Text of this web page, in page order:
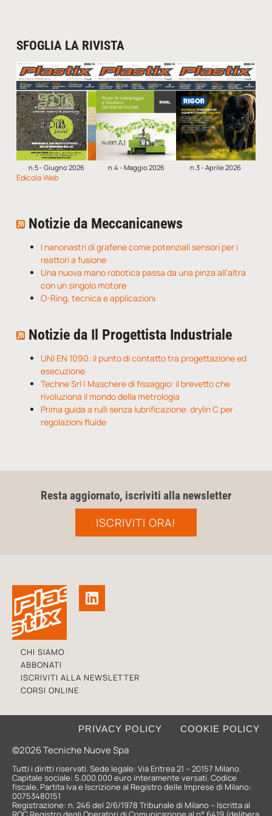
SFOGLIA LA RIVISTA
n.5 - Giugno 2026 n.4 - Maggio 2026 n.3 - Aprile 2026
Edicola Web
Notizie da Meccanicanews
I nanonastri di grafene come potenziali sensori per i
reattori a fusione
Una nuova mano robotica passa da una pinza all’altra
con un singolo motore
O-Ring, tecnica e applicazioni
Notizie da Il Progettista Industriale
UNI EN 1090: il punto di contatto tra progettazione ed
esecuzione
Techne Srl | Maschere di fissaggio: il brevetto che
rivoluziona il mondo della metrologia
Prima guida a rulli senza lubrificazione: drylin C per
regolazioni fluide
Resta aggiornato, iscriviti alla newsletter
ISCRIVITI ORA!
CHI SIAMO
ABBONATI
ISCRIVITI ALLA NEWSLETTER
CORSI ONLINE
©2026 Tecniche Nuove Spa
PRIVACY POLICY COOKIE POLICY
Tutti i diritti riservati. Sede legale: Via Eritrea 21 – 20157 Milano.
Capitale sociale: 5.000.000 euro interamente versati. Codice
fiscale, Partita Iva e Iscrizione al Registro delle Imprese di Milano:
00753480151
Registrazione: n. 246 del 2/6/1978 Tribunale di Milano – Iscritta al